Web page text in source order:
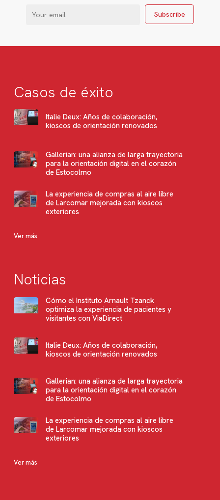
Casos de éxito
Italie Deux: Años de colaboración,
kioscos de orientación renovados
Gallerian: una alianza de larga trayectoria
para la orientación digital en el corazón
de Estocolmo
La experiencia de compras al aire libre
de Larcomar mejorada con kioscos
exteriores
Ver más
Noticias
Cómo el Instituto Arnault Tzanck
optimiza la experiencia de pacientes y
visitantes con ViaDirect
Italie Deux: Años de colaboración,
kioscos de orientación renovados
Gallerian: una alianza de larga trayectoria
para la orientación digital en el corazón
de Estocolmo
La experiencia de compras al aire libre
de Larcomar mejorada con kioscos
exteriores
Ver más